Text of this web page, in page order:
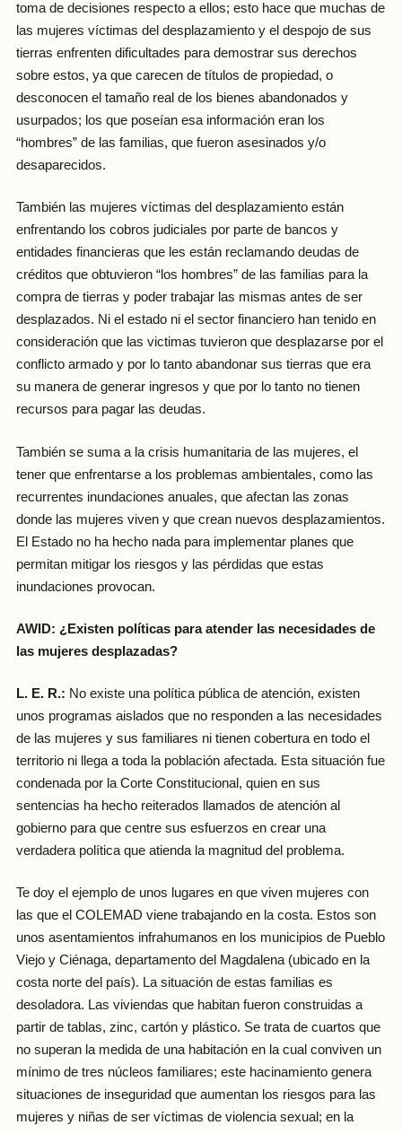
toma de decisiones respecto a ellos; esto hace que muchas de
las mujeres víctimas del desplazamiento y el despojo de sus
tierras enfrenten dificultades para demostrar sus derechos
sobre estos, ya que carecen de títulos de propiedad, o
desconocen el tamaño real de los bienes abandonados y
usurpados; los que poseían esa información eran los
“hombres” de las familias, que fueron asesinados y/o
desaparecidos.
También las mujeres víctimas del desplazamiento están
enfrentando los cobros judiciales por parte de bancos y
entidades financieras que les están reclamando deudas de
créditos que obtuvieron “los hombres” de las familias para la
compra de tierras y poder trabajar las mismas antes de ser
desplazados. Ni el estado ni el sector financiero han tenido en
consideración que las victimas tuvieron que desplazarse por el
conflicto armado y por lo tanto abandonar sus tierras que era
su manera de generar ingresos y que por lo tanto no tienen
recursos para pagar las deudas.
También se suma a la crisis humanitaria de las mujeres, el
tener que enfrentarse a los problemas ambientales, como las
recurrentes inundaciones anuales, que afectan las zonas
donde las mujeres viven y que crean nuevos desplazamientos.
El Estado no ha hecho nada para implementar planes que
permitan mitigar los riesgos y las pérdidas que estas
inundaciones provocan.
AWID: ¿Existen políticas para atender las necesidades de
las mujeres desplazadas?
L. E. R.: No existe una política pública de atención, existen
unos programas aislados que no responden a las necesidades
de las mujeres y sus familiares ni tienen cobertura en todo el
territorio ni llega a toda la población afectada. Esta situación fue
condenada por la Corte Constitucional, quien en sus
sentencias ha hecho reiterados llamados de atención al
gobierno para que centre sus esfuerzos en crear una
verdadera política que atienda la magnitud del problema.
Te doy el ejemplo de unos lugares en que viven mujeres con
las que el COLEMAD viene trabajando en la costa. Estos son
unos asentamientos infrahumanos en los municipios de Pueblo
Viejo y Ciénaga, departamento del Magdalena (ubicado en la
costa norte del país). La situación de estas familias es
desoladora. Las viviendas que habitan fueron construidas a
partir de tablas, zinc, cartón y plástico. Se trata de cuartos que
no superan la medida de una habitación en la cual conviven un
mínimo de tres núcleos familiares; este hacinamiento genera
situaciones de inseguridad que aumentan los riesgos para las
mujeres y niñas de ser víctimas de violencia sexual; en la